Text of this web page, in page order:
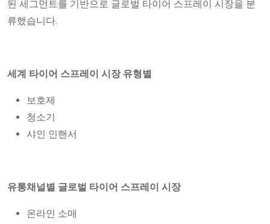
된 세그먼트를 기반으로 글로벌 타이어 스프레이 시장을 분
류했습니다.
세계 타이어 스프레이 시장 유형별
보호제
청소기
샤인 인핸서
유통채널별 글로벌 타이어 스프레이 시장
온라인 소매